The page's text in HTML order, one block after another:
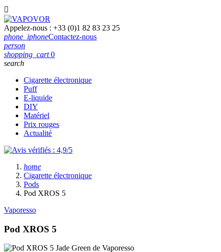

Appelez-nous : +33 (0)1 82 83 23 25
phone_iphoneContactez-nous
person
shopping_cart 0
search
Cigarette électronique
Puff
E-liquide
DIY
Matériel
Prix rouges
Actualité
home
Cigarette électronique
Pods
Pod XROS 5
Vaporesso
Pod XROS 5